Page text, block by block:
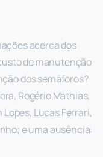
acerca dos
de manutenção
dos semáforos?
Rogério Mathias,
Lucas Ferrari,
e uma ausência: